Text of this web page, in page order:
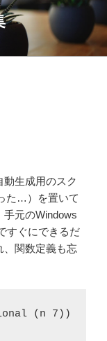
生成用のスク
た…）を置いて
元のWindows
すぐにできるだ
、関数定義も忘
(n 7))